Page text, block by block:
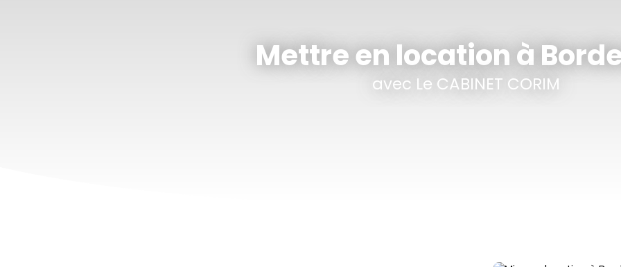
Mettre en location à
avec Le CABINET CORIM